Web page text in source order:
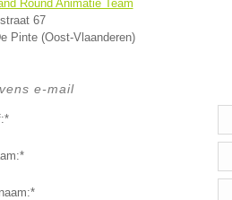
Round Animatie Team
67
Pinte (Oost-Vlaanderen)
e-mail